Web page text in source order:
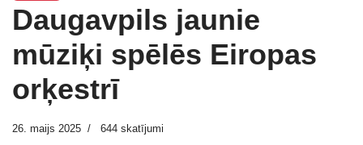
Daugavpils jaunie
mūziķi spēlēs Eiropas
orķestrī
26. maijs 2025 644 skatījumi